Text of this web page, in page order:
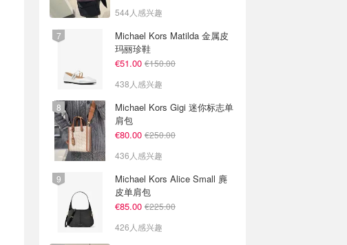
544人感兴趣
Michael Kors Matilda 金属皮
玛丽珍鞋
€51.00 €150.00
438人感兴趣
Michael Kors Gigi 迷你标志单
肩包
€80.00 €250.00
436人感兴趣
Michael Kors Alice Small 麂
皮单肩包
€85.00 €225.00
426人感兴趣